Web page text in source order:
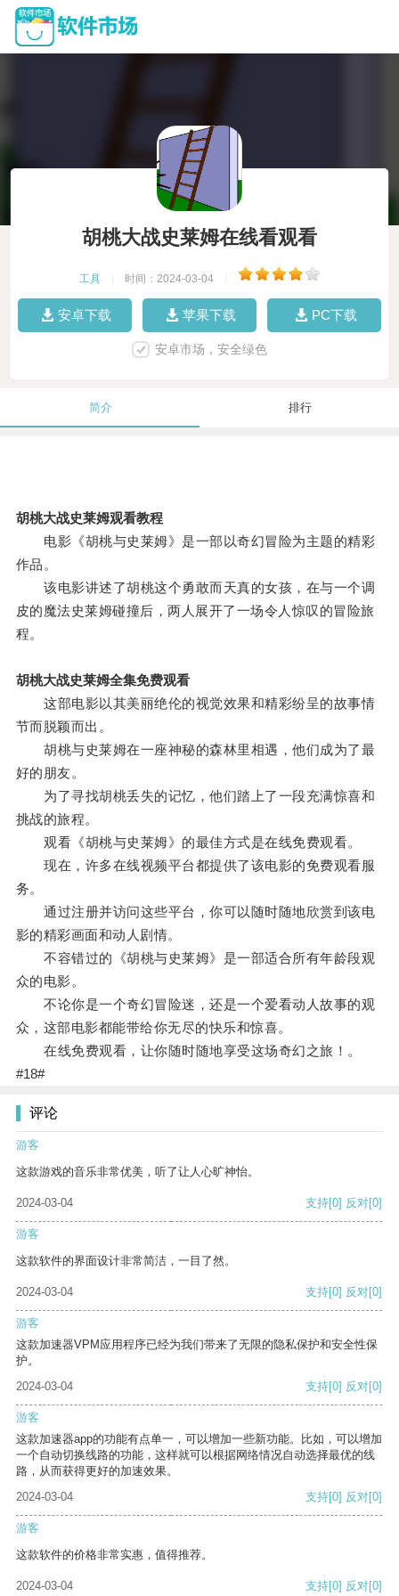
胡桃大战史莱姆在线看观看
工具 时间：2024-03-04
安卓下载 苹果下载 PC下载
安卓市场，安全绿色
简介 排行
胡桃大战史莱姆观看教程
电影《胡桃与史莱姆》是一部以奇幻冒险为主题的精彩
作品。
该电影讲述了胡桃这个勇敢而天真的女孩，在与一个调
皮的魔法史莱姆碰撞后，两人展开了一场令人惊叹的冒险旅
程。
胡桃大战史莱姆全集免费观看
这部电影以其美丽绝伦的视觉效果和精彩纷呈的故事情
节而脱颖而出。
胡桃与史莱姆在一座神秘的森林里相遇，他们成为了最
好的朋友。
为了寻找胡桃丢失的记忆，他们踏上了一段充满惊喜和
挑战的旅程。
观看《胡桃与史莱姆》的最佳方式是在线免费观看。
现在，许多在线视频平台都提供了该电影的免费观看服
务。
通过注册并访问这些平台，你可以随时随地欣赏到该电
影的精彩画面和动人剧情。
不容错过的《胡桃与史莱姆》是一部适合所有年龄段观
众的电影。
不论你是一个奇幻冒险迷，还是一个爱看动人故事的观
众，这部电影都能带给你无尽的快乐和惊喜。
在线免费观看，让你随时随地享受这场奇幻之旅！。
#18#
评论
游客
这款游戏的音乐非常优美，听了让人心旷神怡。
2024-03-04 支持[0] 反对[0]
游客
这款软件的界面设计非常简洁，一目了然。
2024-03-04 支持[0] 反对[0]
游客
这款加速器VPM应用程序已经为我们带来了无限的隐私保护和安全性保
护。
2024-03-04
支持[0] 反对[0]
游客
这款加速器app的功能有点单一，可以增加一些新功能。比如，可以增加
一个自动切换线路的功能，这样就可以根据网络情况自动选择最优的线
路，从而获得更好的加速效果。
2024-03-04
支持[0] 反对[0]
游客
这款软件的价格非常实惠，值得推荐。
2024-03-04 支持[0] 反对[0]